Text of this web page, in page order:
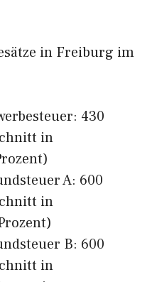
in Freiburg im
430
in
A: 600
in
B: 600
in